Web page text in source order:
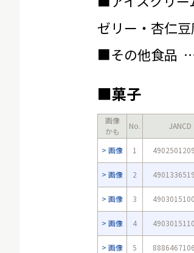
ゼリー・杏仁
■その他食品
■菓子
画像
かも
No. JANCD
画像 1
画像 2
画像 3
画像 4
画像 5